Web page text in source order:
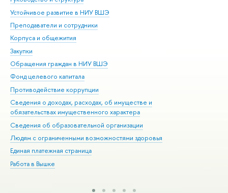
Устойчивое развитие в НИУ ВШЭ
Преподаватели и сотрудники
Корпуса и общежития
Закупки
Обращения граждан в НИУ ВШЭ
Фонд целевого капитала
Противодействие коррупции
Сведения о доходах, расходах, об имуществе и
обязательствах имущественного характера
Сведения об образовательной организации
Людям с ограниченными возможностями здоровья
Единая платежная страница
Работа в Вышке